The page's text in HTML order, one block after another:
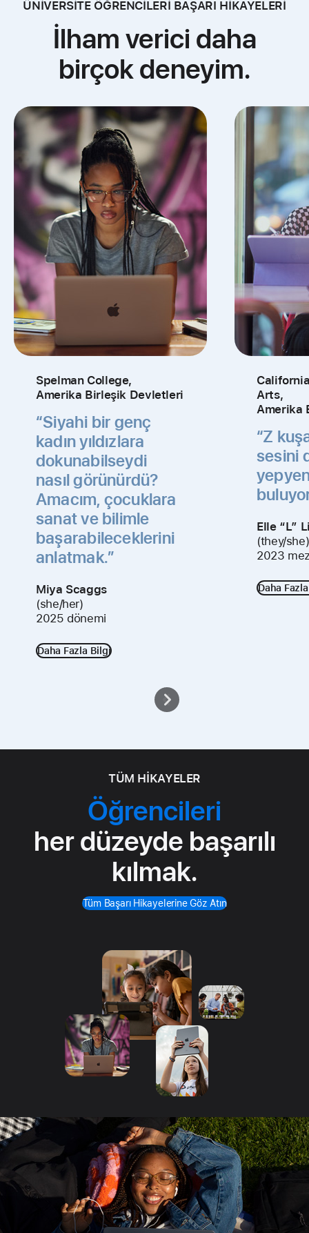
ÜNİVERSİTE ÖĞRENCİLERİ BAŞARI HİKAYELERİ
İlham verici daha
birçok deneyim.
Spelman College,
Amerika Birleşik Devletleri
“Siyahi bir genç
kadın yıldızlara
dokunabilseydi
nasıl görünürdü?
Amacım, çocuklara
sanat ve bilimle
başarabileceklerini
anlatmak.”
Miya Scaggs
(she/her)
2025 dönemi
Daha Fazla Bilgi
Arts,
Amerika
“Z
sesini
Elle “L”
(they/she)
2023
Daha
TÜM HİKAYELER
Öğrencileri
her düzeyde başarılı
kılmak.
Tüm Başarı Hikayelerine Göz Atın